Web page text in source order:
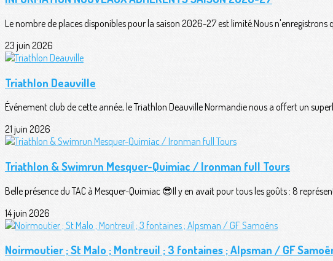
Le nombre de places disponibles pour la saison 2026-27 est limité.Nous n'enregistrons
23 juin 2026
Triathlon Deauville
Événement club de cette année, le Triathlon Deauville Normandie nous a offert un
21 juin 2026
Triathlon & Swimrun Mesquer-Quimiac / Ironman full Tours
Belle présence du TAC à Mesquer-Quimiac 😎Il y en avait pour tous les goûts : 8
14 juin 2026
Noirmoutier ; St Malo ; Montreuil ; 3 fontaines ; Alpsman / GF